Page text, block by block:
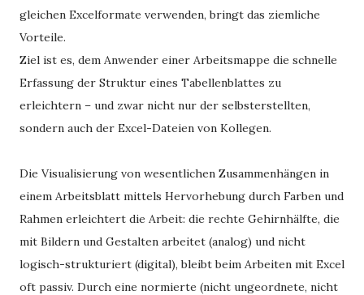
gleichen Excelformate verwenden, bringt das ziemliche
Vorteile.
Ziel ist es, dem Anwender einer Arbeitsmappe die schnelle
Erfassung der Struktur eines Tabellenblattes zu
erleichtern – und zwar nicht nur der selbsterstellten,
sondern auch der Excel-Dateien von Kollegen.
Die Visualisierung von wesentlichen Zusammenhängen in
einem Arbeitsblatt mittels Hervorhebung durch Farben und
Rahmen erleichtert die Arbeit: die rechte Gehirnhälfte, die
mit Bildern und Gestalten arbeitet (analog) und nicht
logisch-strukturiert (digital), bleibt beim Arbeiten mit Excel
oft passiv. Durch eine normierte (nicht ungeordnete, nicht